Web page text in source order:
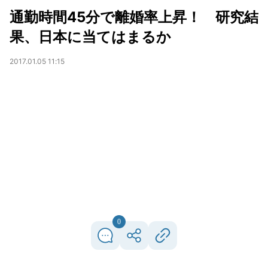
通勤時間45分で離婚率上昇！ 研究結
果、日本に当てはまるか
2017.01.05 11:15
0